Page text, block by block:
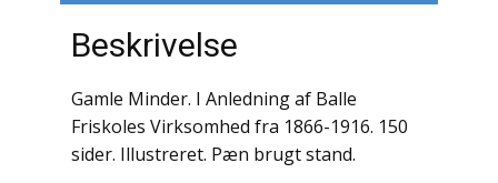
Krige / Slag
Kunst
Beskrivelse
Gamle Minder. I Anledning af Balle
Friskoles Virksomhed fra 1866-1916. 150
sider. Illustreret. Pæn brugt stand.